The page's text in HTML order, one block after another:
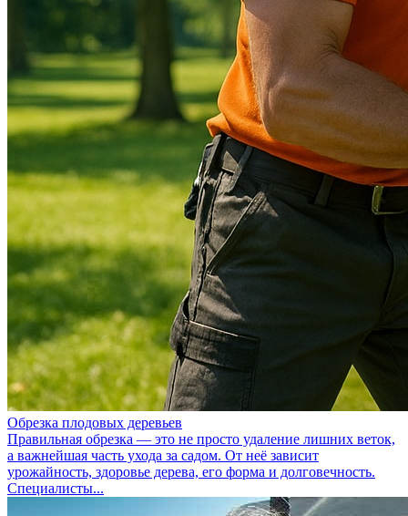
Обрезка плодовых деревьев
Правильная обрезка — это не просто удаление лишних веток,
а важнейшая часть ухода за садом. От неё зависит
урожайность, здоровье дерева, его форма и долговечность.
Специалисты...